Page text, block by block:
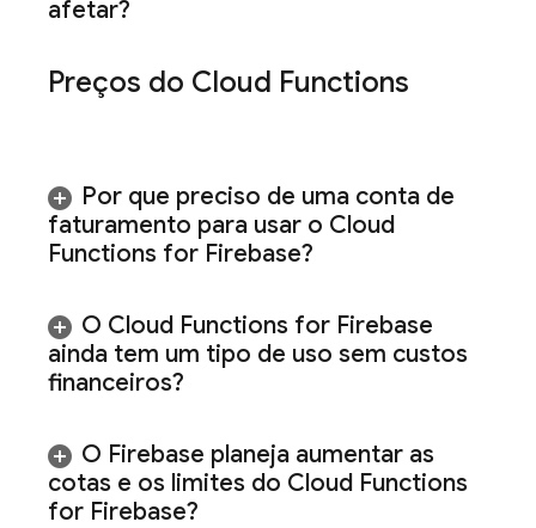
afetar?
Preços do Cloud Functions
Por que preciso de uma conta de
faturamento para usar o Cloud
Functions for Firebase?
O Cloud Functions for Firebase
ainda tem um tipo de uso sem custos
financeiros?
O Firebase planeja aumentar as
cotas e os limites do Cloud Functions
for Firebase?